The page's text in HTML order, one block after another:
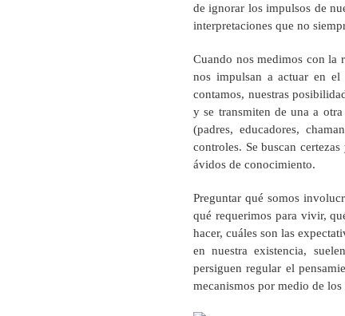
de ignorar los impulsos de
interpretaciones que no
Cuando nos medimos con la
nos impulsan a actuar en
contamos, nuestras
y se transmiten de una a
(padres, educadores,
controles. Se buscan
ávidos de conocimiento.
Preguntar qué somos
qué requerimos para vivir,
hacer, cuáles son las
en nuestra existencia,
persiguen regular el
mecanismos por medio de